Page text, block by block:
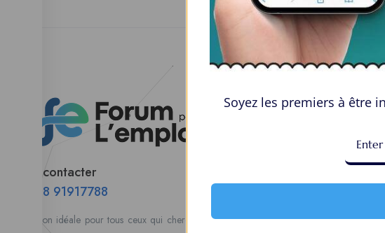
Nous contacter
00228 91917788
la solution idéale pour tous ceux qui cherchent à se connecter
Espaces
Alertes d’Emploi
Soyez les premiers à être